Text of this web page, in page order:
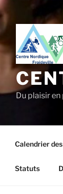
Du plaisir en
Calendrier
Statuts